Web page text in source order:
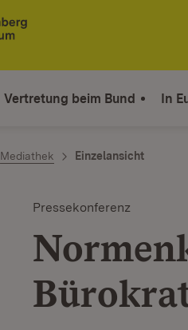
Vertretung beim Bund In
Mediathek Einzelansicht
Pressekonferenz